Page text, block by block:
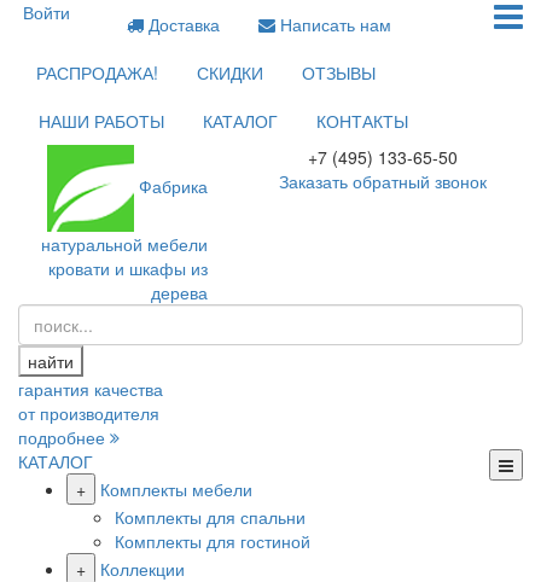
Войти Доставка
Написать нам
РАСПРОДАЖА!
СКИДКИ
ОТЗЫВЫ
НАШИ РАБОТЫ
КАТАЛОГ КОНТАКТЫ
Фабрика
натуральной мебели
кровати и шкафы из
дерева
+7 (495) 133-65-50
Заказать обратный звонок
найти
гарантия качества
от производителя
подробнее
КАТАЛОГ
+
Комплекты мебели
Комплекты для спальни
Комплекты для гостиной
+
Коллекции